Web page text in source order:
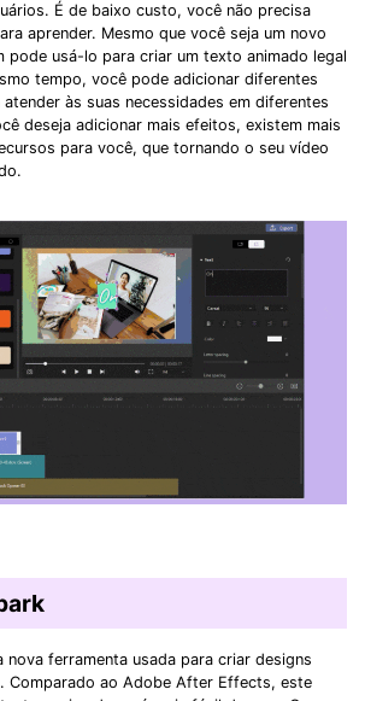
É de baixo custo, você não precisa
aprender. Mesmo que você seja um novo
pode usá-lo para criar um texto animado legal
tempo, você pode adicionar diferentes
às suas necessidades em diferentes
deseja adicionar mais efeitos, existem mais
para você, que tornando o seu vídeo
nova ferramenta usada para criar designs
Comparado ao Adobe After Effects, este